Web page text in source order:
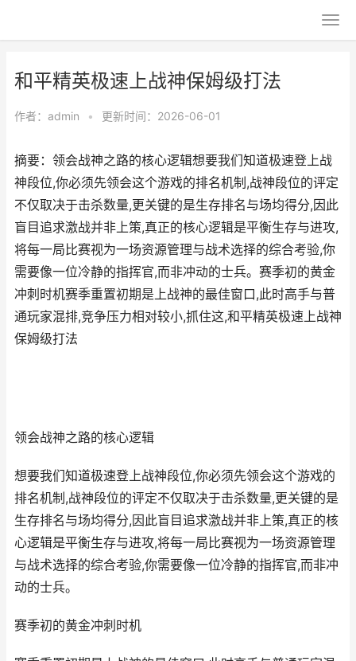
和平精英极速上战神保姆级打法
作者： admin • 更新时间：2026-06-01
摘要：领会战神之路的核心逻辑想要我们知道极速登上战
神段位,你必须先领会这个游戏的排名机制,战神段位的评定
不仅取决于击杀数量,更关键的是生存排名与场均得分,因此
盲目追求激战并非上策,真正的核心逻辑是平衡生存与进攻,
将每一局比赛视为一场资源管理与战术选择的综合考验,你
需要像一位冷静的指挥官,而非冲动的士兵。赛季初的黄金
冲刺时机赛季重置初期是上战神的最佳窗口,此时高手与普
通玩家混排,竞争压力相对较小,抓住这,和平精英极速上战神
保姆级打法
领会战神之路的核心逻辑
想要我们知道极速登上战神段位,你必须先领会这个游戏的
排名机制,战神段位的评定不仅取决于击杀数量,更关键的是
生存排名与场均得分,因此盲目追求激战并非上策,真正的核
心逻辑是平衡生存与进攻,将每一局比赛视为一场资源管理
与战术选择的综合考验,你需要像一位冷静的指挥官,而非冲
动的士兵。
赛季初的黄金冲刺时机